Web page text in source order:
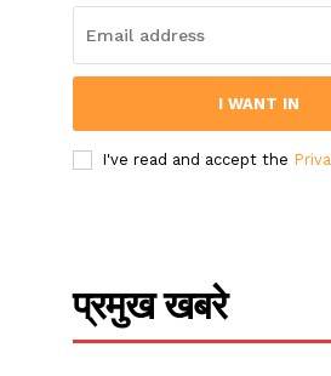
I WANT IN
I've read and accept the
प्रमुख खबरे